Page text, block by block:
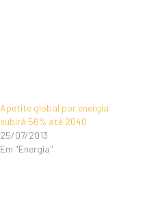
Apetite global por energia
subirá 56% até 2040
25/07/2013
Em "Energia"